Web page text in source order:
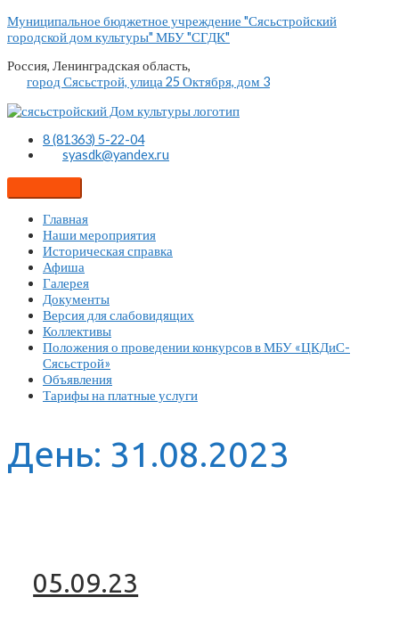
Перейти
к
Муниципальное бюджетное учреждение "Сясьстройский
городской дом культуры" МБУ "СГДК"
Россия, Ленинградская область,
город Сясьстрой, улица 25 Октября, дом 3
8 (81363) 5-22-04
syasdk@yandex.ru
Главная
Наши мероприятия
Историческая справка
Афиша
Галерея
Документы
Версия для слабовидящих
Коллективы
Положения о проведении конкурсов в МБУ «ЦКДиС-
Сясьстрой»
Объявления
Тарифы на платные услуги
День: 31.08.2023
05.09.23